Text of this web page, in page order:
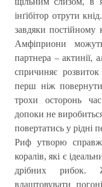
інґібітор отрути
завдяки постійному
Амфіприони
партнера – актинії,
спричиняє
перш ніж
трохи осторонь
допоки не
повертатись у рідні
Риф утворю
коралів, які є
дрібних рибок.
влаштовувати